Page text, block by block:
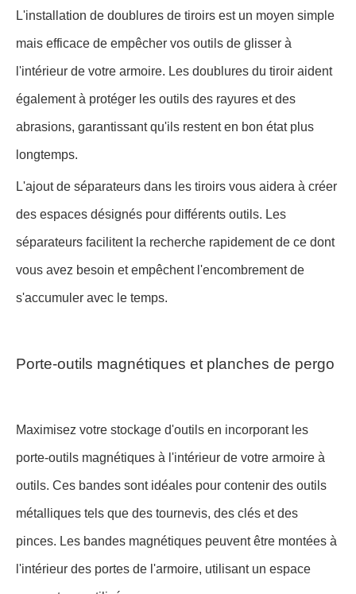
L'installation de doublures de tiroirs est un moyen simple
mais efficace de empêcher vos outils de glisser à
l'intérieur de votre armoire. Les doublures du tiroir aident
également à protéger les outils des rayures et des
abrasions, garantissant qu'ils restent en bon état plus
longtemps.
L'ajout de séparateurs dans les tiroirs vous aidera à créer
des espaces désignés pour différents outils. Les
séparateurs facilitent la recherche rapidement de ce dont
vous avez besoin et empêchent l'encombrement de
s'accumuler avec le temps.
Porte-outils magnétiques et planches de pergo
Maximisez votre stockage d'outils en incorporant les
porte-outils magnétiques à l'intérieur de votre armoire à
outils. Ces bandes sont idéales pour contenir des outils
métalliques tels que des tournevis, des clés et des
pinces. Les bandes magnétiques peuvent être montées à
l'intérieur des portes de l'armoire, utilisant un espace